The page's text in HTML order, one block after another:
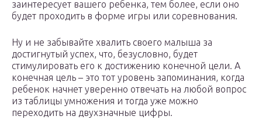
заинтересует вашего ребенка, тем более, если оно
будет проходить в форме игры или соревнования.
Ну и не забывайте хвалить своего малыша за
достигнутый успех, что, безусловно, будет
стимулировать его к достижению конечной цели. А
конечная цель – это тот уровень запоминания, когда
ребенок начнет уверенно отвечать на любой вопрос
из таблицы умножения и тогда уже можно
переходить на двухзначные цифры.